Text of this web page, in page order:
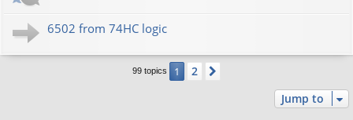
6502 from 74HC logic
99 topics 1 2
Jump to